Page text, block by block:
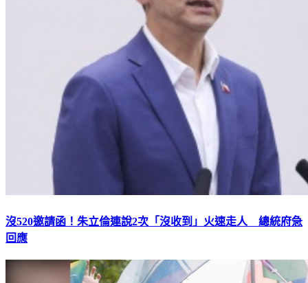
沒520邀請函！朱立倫連說2次「沒收到」火速走人 總統府急
回應